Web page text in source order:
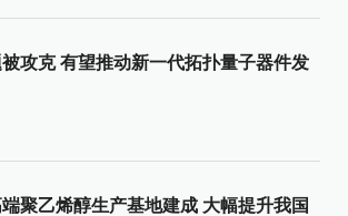
攻克 有望推动新一代拓扑量子器件发
聚乙烯醇生产基地建成 大幅提升我国